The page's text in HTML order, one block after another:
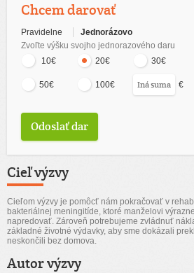
Chcem darovať
Pravidelne
Jednorázovo
Zvoľte výšku svojho jednorazového daru
10€
20€ 30€
50€ 100€ €
Cieľ výzvy
Cieľom výzvy je pomôcť nám pokračovať v
bakteriálnej meningitíde, ktoré manželovi
napredovať. Zároveň potrebujeme zvládnuť
základné životné výdavky, aby sme dokázali
neskončili bez domova.
Autor výzvy